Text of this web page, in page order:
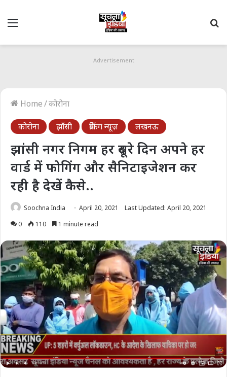
Menu
Advertisement
Home/कोरोना
कोरोना झाँसी ब्रेकिंग न्यूज़ लखनऊ
झांसी नगर निगम हर दूसरे दिन अपने हर
वार्ड में फोगिंग और सैनिटाइजेशन कर
रही है देखें कैसे..
Soochna India April 20, 2021
Last Updated: April 20, 2021
0
110 1 minute read